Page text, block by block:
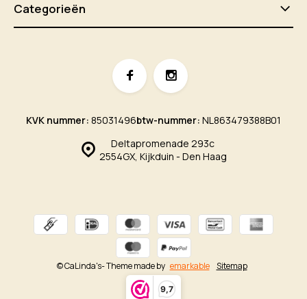
9,7
Categorieën
Deltapromenade 293c
2554GX, Kijkduin - Den Haag
KVK nummer: 85031496btw-nummer: NL863479388B01
© CaLinda's- Theme made by emarkable Sitemap